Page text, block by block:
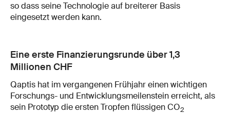
so dass seine Technologie auf breiterer Basis
eingesetzt werden kann.
Eine erste Finanzierungsrunde über 1,3
Millionen CHF
Qaptis hat im vergangenen Frühjahr einen wichtigen
Forschungs- und Entwicklungsmeilenstein erreicht, als
sein Prototyp die ersten Tropfen flüssigen CO2